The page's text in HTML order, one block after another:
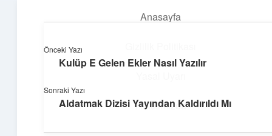
Anasayfa
Hakkımızda
Huzurlu Yaşam Tüyoları
Hayatına ferahlık katan öneriler!
Önceki Yazı
Kulüp E Gelen Ekler Nasıl Yazılır
Sonraki Yazı
Aldatmak Dizisi Yayından Kaldırıldı Mı